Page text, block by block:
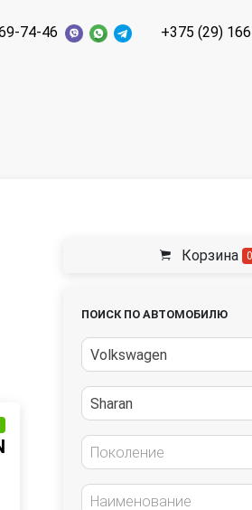
74-46 +375 (29)
Корзина 0
ПОИСК ПО АВТОМОБИЛЮ
Volkswagen
Sharan
Поколение
Наименование